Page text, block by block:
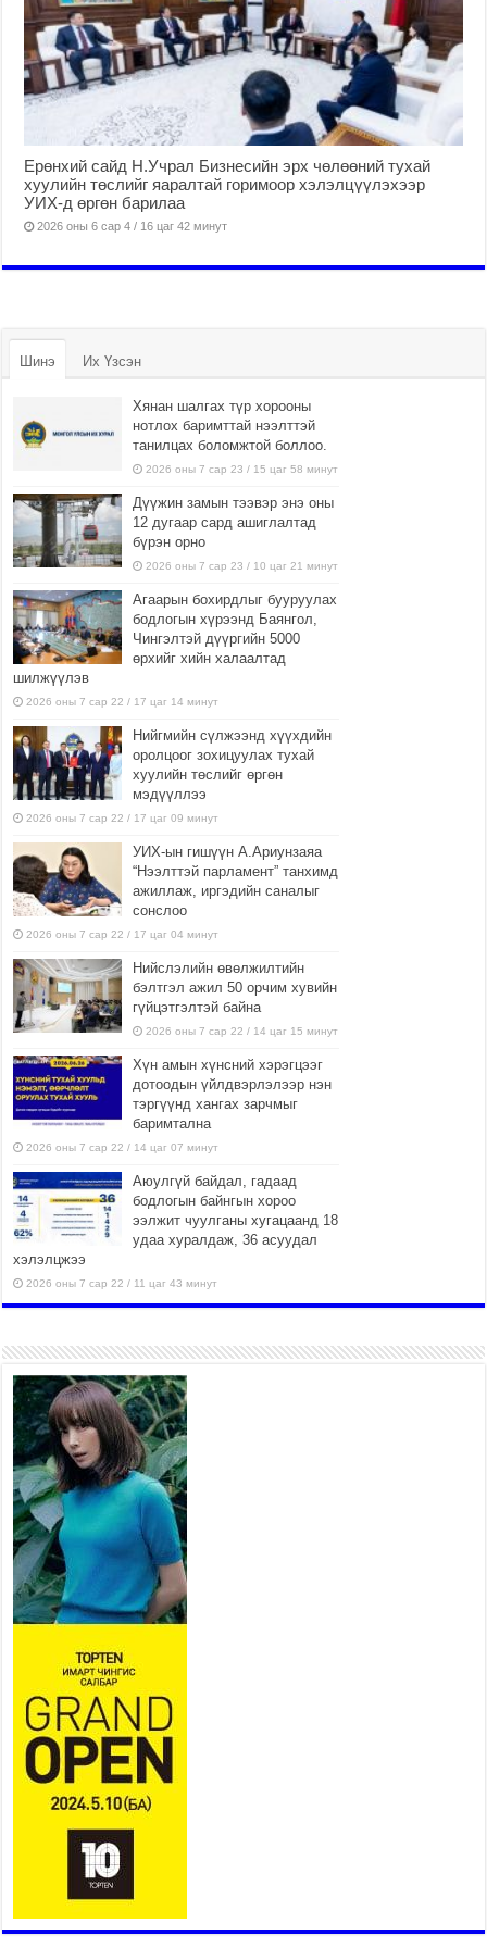
Ерөнхий сайд Н.Учрал Бизнесийн эрх чөлөөний тухай
хуулийн төслийг яаралтай горимоор хэлэлцүүлэхээр
УИХ-д өргөн барилаа
2026 оны 6 сар 4 / 16 цаг 42 минут
Шинэ Их Үзсэн
Хянан шалгах түр хорооны
нотлох баримттай нээлттэй
танилцах боломжтой боллоо.
2026 оны 7 сар 23 / 15 цаг 58 минут
Дүүжин замын тээвэр энэ оны
12 дугаар сард ашиглалтад
бүрэн орно
2026 оны 7 сар 23 / 10 цаг 21 минут
Агаарын бохирдлыг бууруулах
бодлогын хүрээнд Баянгол,
Чингэлтэй дүүргийн 5000
өрхийг хийн халаалтад
шилжүүлэв
2026 оны 7 сар 22 / 17 цаг 14 минут
Нийгмийн сүлжээнд хүүхдийн
оролцоог зохицуулах тухай
хуулийн төслийг өргөн
мэдүүллээ
2026 оны 7 сар 22 / 17 цаг 09 минут
УИХ-ын гишүүн А.Ариунзаяа
“Нээлттэй парламент” танхимд
ажиллаж, иргэдийн саналыг
сонслоо
2026 оны 7 сар 22 / 17 цаг 04 минут
Нийслэлийн өвөлжилтийн
бэлтгэл ажил 50 орчим хувийн
гүйцэтгэлтэй байна
2026 оны 7 сар 22 / 14 цаг 15 минут
Хүн амын хүнсний хэрэгцээг
дотоодын үйлдвэрлэлээр нэн
тэргүүнд хангах зарчмыг
баримтална
2026 оны 7 сар 22 / 14 цаг 07 минут
Аюулгүй байдал, гадаад
бодлогын байнгын хороо
ээлжит чуулганы хугацаанд 18
удаа хуралдаж, 36 асуудал
хэлэлцжээ
2026 оны 7 сар 22 / 11 цаг 43 минут
боломжтой-Хүүхэд хөгжүүлэх
төв” байгуулах төсөлд төр,
хувийн хэвшлийн түншлэлийн хүрээнд хамтран
ажиллахыг урьж байна
2026 оны 7 сар 22 / 9 цаг 28 минут
Б.Пүрэвдагва: “Урт цагаан”-ыг
залуучууд чөлөөт цагаа
өнгөрүүлдэг, жуулчид зорьж
ирдэг цэг болгоно
2026 оны 7 сар 21 / 16 цаг 47 минут
Тусгай замын автобус /BRT/ төслийн удирдах
хорооны ээлжит хуралдаан боллоо
Ерөнхий сайд Н.Учрал БНХАУ-аас Монгол Улсад
суугаа Элчин сайд Шэнь Миньжюанийг хүлээн
авч уулзав
2026 оны 7 сар 21 / 16 цаг 39 минут
БҮГД НАЙРАМДАХ ТАЖИКИСТАН УЛСТАЙ
ЭДИЙН ЗАСГИЙН ХАМТЫН АЖИЛЛАГААГ
ӨРГӨЖҮҮЛНЭ
2026 оны 7 сар 21 / 16 цаг 34 минут
26,992 суралцагч хотхоны бага сургуульд, 8100
суралцагч төрөлжсөн ахлах сургуульд
суралцана
2026 оны 7 сар 21 / 13 цаг 43 минут